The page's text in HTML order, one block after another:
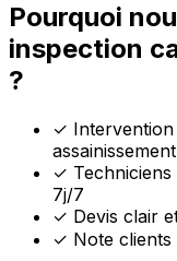
Pourquoi
inspection
?
✓
✓
7j/7
✓ Devis clair
✓ Note clients